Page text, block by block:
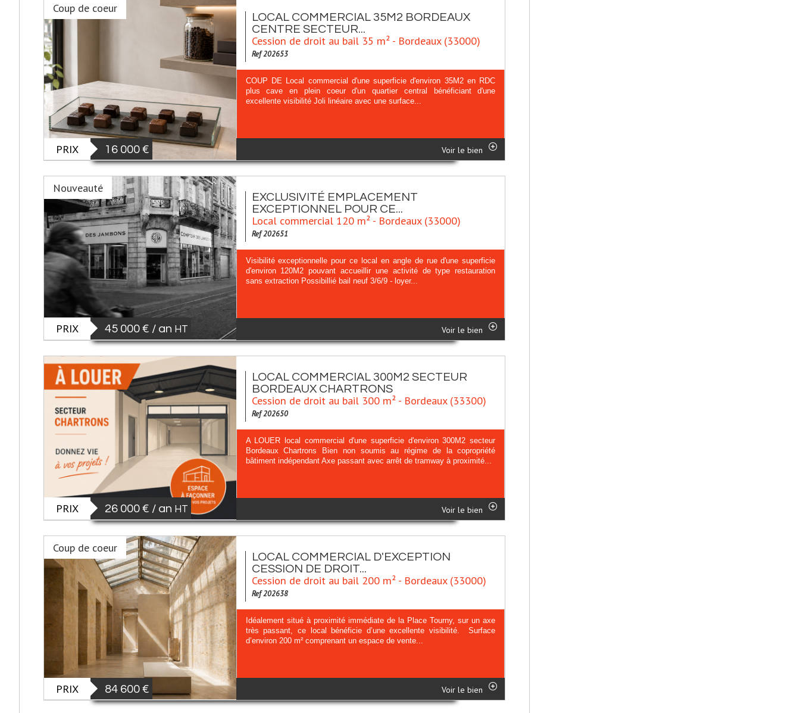
Coup de coeur
PRIX 16 000 €
LOCAL COMMERCIAL 35M2 BORDEAUX
CENTRE SECTEUR...
Cession de droit au bail 35 m² - Bordeaux (33000)
Ref 202653
COUP DE Local commercial d'une superficie d'environ 35M2 en RDC
plus cave en plein coeur d'un quartier central bénéficiant d'une
excellente visibilité Joli linéaire avec une surface...
Voir le bien
Nouveauté
PRIX 45 000 € / an HT
EXCLUSIVITÉ EMPLACEMENT
EXCEPTIONNEL POUR CE...
Local commercial 120 m² - Bordeaux (33000)
Ref 202651
Visibilité exceptionnelle pour ce local en angle de rue d'une superficie
d'environ 120M2 pouvant accueillir une activité de type restauration
sans extraction Possibillié bail neuf 3/6/9 - loyer...
Voir le bien
PRIX 26 000 € / an HT
LOCAL COMMERCIAL 300M2 SECTEUR
BORDEAUX CHARTRONS
Cession de droit au bail 300 m² - Bordeaux (33300)
Ref 202650
A LOUER local commercial d'une superficie d'environ 300M2 secteur
Bordeaux Chartrons Bien non soumis au régime de la copropriété
bâtiment indépendant Axe passant avec arrêt de tramway à proximité...
Voir le bien
Coup de coeur
PRIX 84 600 €
LOCAL COMMERCIAL D'EXCEPTION
CESSION DE DROIT...
Cession de droit au bail 200 m² - Bordeaux (33000)
Ref 202638
Idéalement situé à proximité immédiate de la Place Tourny, sur un axe
très passant, ce local bénéficie d’une excellente visibilité. Surface
d’environ 200 m² comprenant un espace de vente...
Voir le bien